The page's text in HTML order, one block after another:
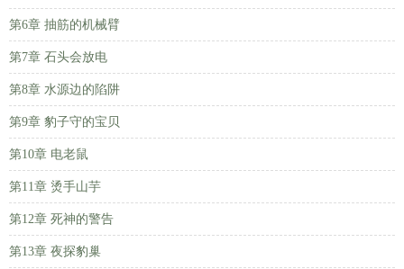
第6章 抽筋的机械臂
第7章 石头会放电
第8章 水源边的陷阱
第9章 豹子守的宝贝
第10章 电老鼠
第11章 烫手山芋
第12章 死神的警告
第13章 夜探豹巢